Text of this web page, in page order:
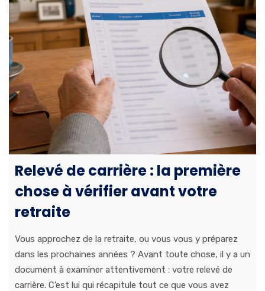
Relevé de carrière : la première
chose à vérifier avant votre
retraite
Vous approchez de la retraite, ou vous vous y préparez
dans les prochaines années ? Avant toute chose, il y a un
document à examiner attentivement : votre relevé de
carrière. C’est lui qui récapitule tout ce que vous avez